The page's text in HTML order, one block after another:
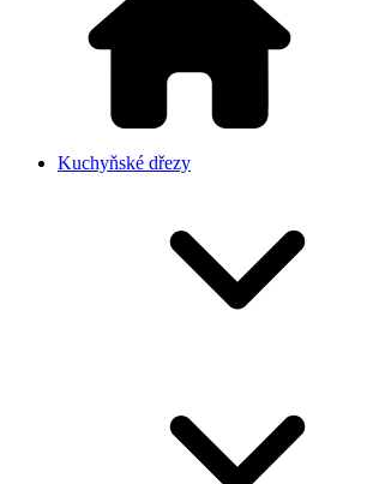
Kuchyňské dřezy